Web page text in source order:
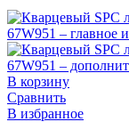
В корзину
Сравнить
В избранное